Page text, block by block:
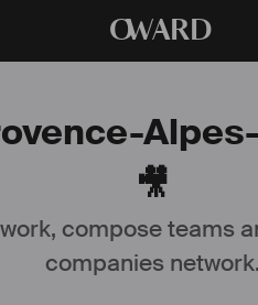
OWARD
🎥
compose teams
companies network.